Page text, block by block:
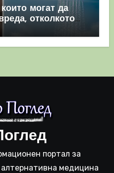
могат да
отколкото
портал за
медицина